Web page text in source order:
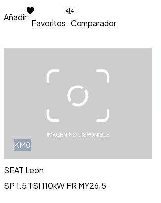
Añadir
Favoritos Comparador
KM0
SEAT Leon
SP 1.5 TSI 110kW FR MY26.5